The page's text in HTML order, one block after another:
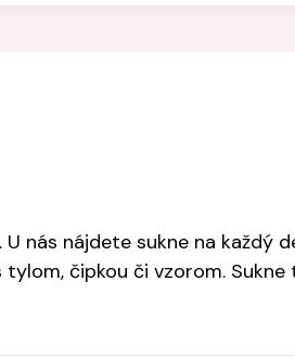
nás nájdete sukne na každý
čipkou či vzorom.